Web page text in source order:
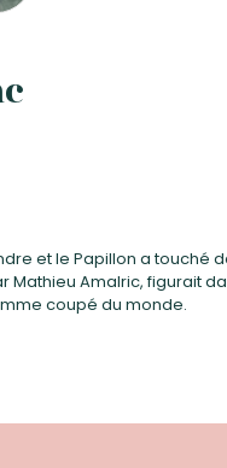
et le Papillon a touché
Amalric, figurait
coupé du monde.